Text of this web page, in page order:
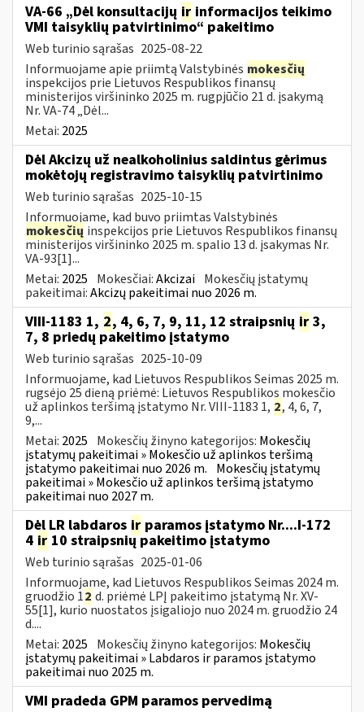
VA-66 „Dėl konsultacijų ir informacijos teikimo
VMI taisyklių patvirtinimo“ pakeitimo
Web turinio sąrašas 2025-08-22
Informuojame apie priimtą Valstybinės mokesčių
inspekcijos prie Lietuvos Respublikos finansų
ministerijos viršininko 2025 m. rugpjūčio 21 d. įsakymą
Nr. VA-74 „Dėl...
Metai: 2025
Dėl Akcizų už nealkoholinius saldintus gėrimus
mokėtojų registravimo taisyklių patvirtinimo
Web turinio sąrašas 2025-10-15
Informuojame, kad buvo priimtas Valstybinės
mokesčių inspekcijos prie Lietuvos Respublikos finansų
ministerijos viršininko 2025 m. spalio 13 d. įsakymas Nr.
VA-93[1]...
Metai: 2025 Mokesčiai:Akcizai Mokesčių įstatymų
pakeitimai:Akcizų pakeitimai nuo 2026 m.
VIII-1183 1, 2, 4, 6, 7, 9, 11, 12 straipsnių ir 3,
7, 8 priedų pakeitimo įstatymo
Web turinio sąrašas 2025-10-09
Informuojame, kad Lietuvos Respublikos Seimas 2025 m.
rugsėjo 25 dieną priėmė: Lietuvos Respublikos mokesčio
už aplinkos teršimą įstatymo Nr. VIII-1183 1, 2, 4, 6, 7,
9,...
Metai: 2025 Mokesčių žinyno kategorijos: Mokesčių
įstatymų pakeitimai » Mokesčio už aplinkos teršimą
įstatymo pakeitimai nuo 2026 m. Mokesčių įstatymų
pakeitimai » Mokesčio už aplinkos teršimą įstatymo
pakeitimai nuo 2027 m.
Dėl LR labdaros ir paramos įstatymo Nr....I-172
4 ir 10 straipsnių pakeitimo įstatymo
Web turinio sąrašas 2025-01-06
Informuojame, kad Lietuvos Respublikos Seimas 2024 m.
gruodžio 12 d. priėmė LPĮ pakeitimo įstatymą Nr. XV-
55[1], kurio nuostatos įsigaliojo nuo 2024 m. gruodžio 24
d....
Metai: 2025 Mokesčių žinyno kategorijos: Mokesčių
įstatymų pakeitimai » Labdaros ir paramos įstatymo
pakeitimai nuo 2025 m.
VMI pradeda GPM paramos pervedimą